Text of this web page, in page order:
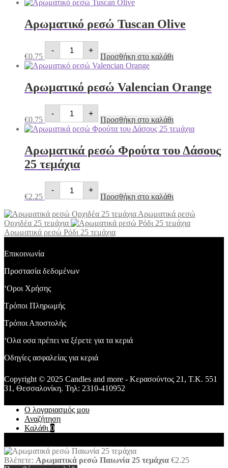
Αρωματικό ρεσώ Tuscan Olive
€0.75
-
Αρωματικό
ρεσώ
Tuscan
Olive
+
Προσθήκη στο καλάθι
Αρωματικό ρεσώ Valencian Orange
€0.75
-
Αρωματικό
ρεσώ
Valencian
Orange
+
Προσθήκη στο καλάθι
Αρωματικά ρεσώ Φρούτα του Δάσους
25 τεμάχια
€2.25
-
Αρωματικά
ρεσώ
Φρούτα
του
Δάσους
25
τεμάχια
+
Προσθήκη στο καλάθι
Αρωματικά ρεσώ
Ορχιδέα 25 τεμάχια
Αρωματικά ρεσώ Ρόδι 25 τεμάχια
Επικοινωνία
Προστασία δεδομένων
‘Οροι Χρήσης
Τρόποι Πληρωμής
Τρόποι Αποστολής
‘Ολα οσα πρέπει να ξέρετε για τα κεριά
Οδηγίες ασφαλείας για κεριά
Copyright © 2025 Candles and more - Κερασούντος 21, T.K. 551
31, Θεσσαλονίκη. Τηλ: 2310-410952
Ο λογαριασμός μου
Αναζήτηση
Καλάθι 0
Βλέπετε: Αρωματικά ρεσώ Παιωνία 25 τεμάχια €2.25